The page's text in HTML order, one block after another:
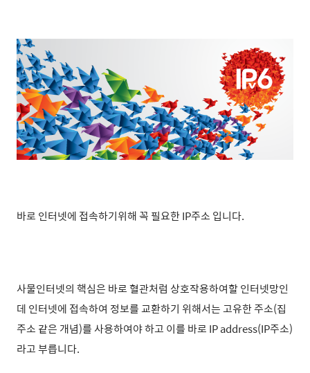
바로 인터넷에 접속하기위해 꼭 필요한 IP주소 입니다.
사물인터넷의 핵심은 바로 혈관처럼 상호작용하여할 인터넷망인
데 인터넷에 접속하여 정보를 교환하기 위해서는 고유한 주소(집
주소 같은 개념)를 사용하여야 하고 이를 바로 IP address(IP주소)
라고 부릅니다.